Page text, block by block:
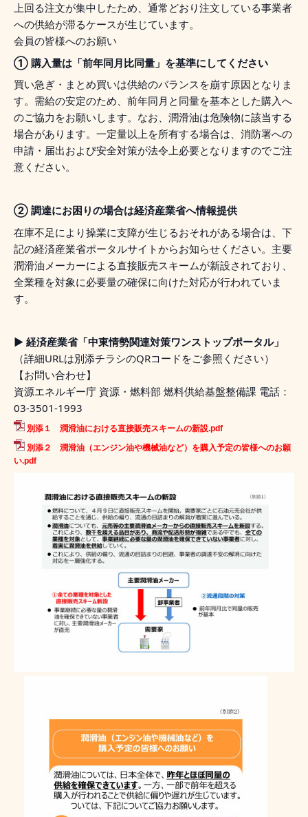
上回る注文が集中したため、通常どおり注文している事業者
への供給が滞るケースが生じています。
会員の皆様へのお願い
① 購入量は「前年同月比同量」を基準にしてください
買い急ぎ・まとめ買いは供給のバランスを崩す原因となりま
す。需給の安定のため、前年同月と同量を基本とした購入へ
のご協力をお願いします。なお、潤滑油は危険物に該当する
場合があります。一定量以上を所有する場合は、消防署への
申請・届出および安全対策が法令上必要となりますのでご注
意ください。
② 調達にお困りの場合は経済産業省へ情報提供
在庫不足により操業に支障が生じるおそれがある場合は、下
記の経済産業省ポータルサイトからお知らせください。主要
潤滑油メーカーによる直接販売スキームが新設されており、
全業種を対象に必要量の確保に向けた対応が行われていま
す。
▶ 経済産業省「中東情勢関連対策ワンストップポータル」
（詳細URLは別添チラシのQRコードをご参照ください）
【お問い合わせ】
資源エネルギー庁 資源・燃料部 燃料供給基盤整備課 電話：
03-3501-1993
別添１ 潤滑油における直接販売スキームの新設.pdf
別添２ 潤滑油（エンジン油や機械油など）を購入予定の皆様へのお願
い.pdf